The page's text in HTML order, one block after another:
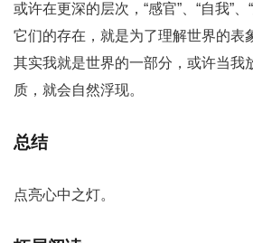
或许在更深的层次，“感官”、“自我”
它们的存在，就是为了理解世界的表
其实我就是世界的一部分，或许当我
质，就会自然浮现。
总结
点亮心中之灯。